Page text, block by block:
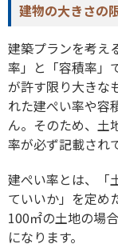
建物の大きさの
建築プランを考え
率」と「容積率」
が許す限り大きな
れた建ぺい率や容
ん。そのため、土
率が必ず記載され
建ぺい率とは、「
ていいか」を定め
100㎡の土地の場
になります。